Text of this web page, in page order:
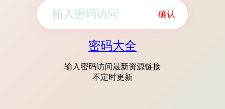
确认
密码大全
输入密码访问最新资源链接
不定时更新